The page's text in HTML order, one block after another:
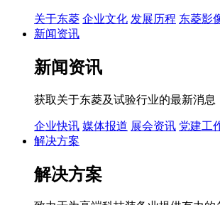
关于东菱 企业文化 发展历程 东菱影
新闻资讯
新闻资讯
获取关于东菱及试验行业的最新消息
企业快讯 媒体报道 展会资讯 党建工
解决方案
解决方案